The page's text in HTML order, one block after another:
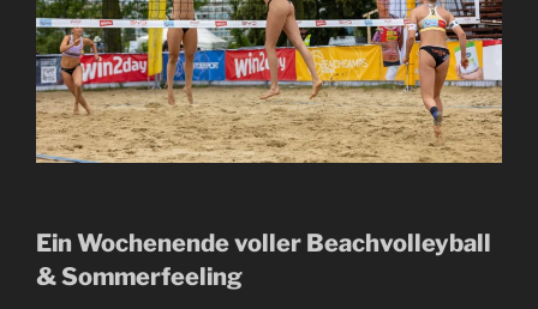
Ein Wochenende voller Beachvolleyball
& Sommerfeeling